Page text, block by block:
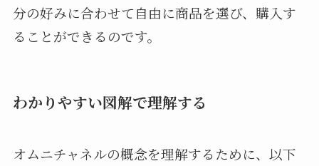
分の好みに合わせて自由に商品を選び、購入す
ることができるのです。
わかりやすい図解で理解する
オムニチャネルの概念を理解するために、以下